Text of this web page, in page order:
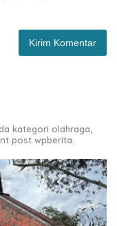
kategori olahraga,
post wpberita.